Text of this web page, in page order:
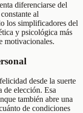
diferenciarse del
al
los simplificadores del
y psicológica más
motivacionales.
desde la suerte
de elección. Esa
también abre una
de condiciones